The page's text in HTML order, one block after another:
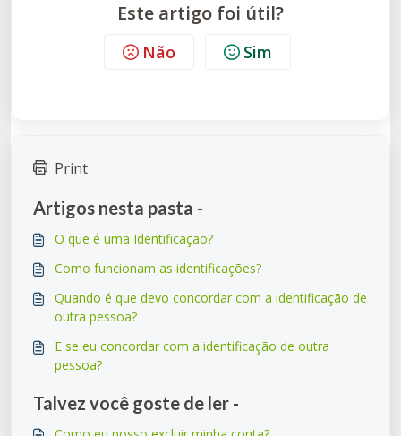
Este artigo foi útil?
Não Sim
Print
Artigos nesta pasta -
O que é uma Identificação?
Como funcionam as identificações?
Quando é que devo concordar com a identificação de
outra pessoa?
E se eu concordar com a identificação de outra
pessoa?
Talvez você goste de ler -